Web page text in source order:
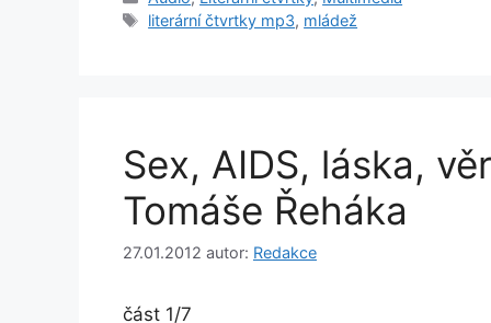
Štítky
literární čtvrtky mp3, mládež
Sex, AIDS, láska,
Tomáše Řeháka
27.01.2012 autor: Redakce
část 1/7